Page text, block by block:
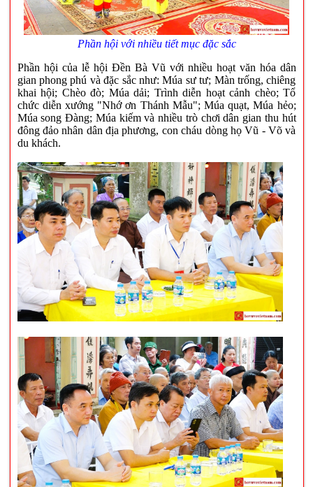
Phần hội với nhiều tiết mục đặc sắc
Phần hội của lễ hội Đền Bà Vũ với nhiều hoạt văn hóa dân
gian phong phú và đặc sắc như: Múa sư tư; Màn trống, chiêng
khai hội; Chèo đò; Múa dải; Trình diễn hoạt cảnh chèo; Tổ
chức diễn xướng "Nhớ ơn Thánh Mẫu"; Múa quạt, Múa hẻo;
Múa song Đàng; Múa kiếm và nhiều trò chơi dân gian thu hút
đông đảo nhân dân địa phương, con cháu dòng họ Vũ - Võ và
du khách.